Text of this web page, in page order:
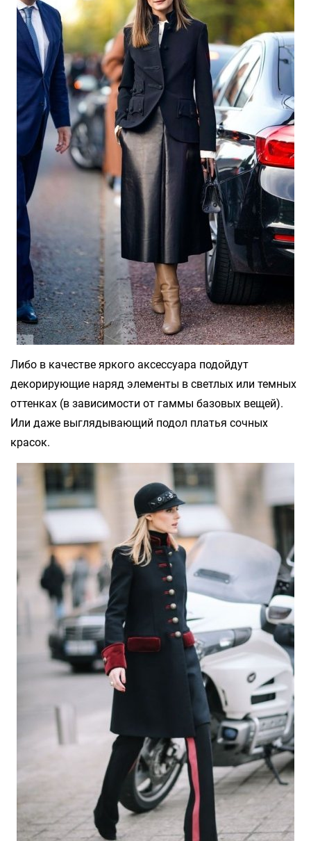
Либо в качестве яркого аксессуара подойдут
декорирующие наряд элементы в светлых или темных
оттенках (в зависимости от гаммы базовых вещей).
Или даже выглядывающий подол платья сочных
красок.